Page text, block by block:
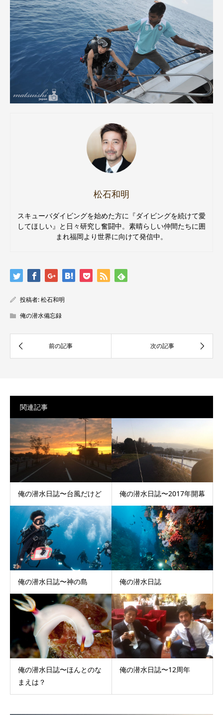
松石和明
スキューバダイビングを始めた方に『ダイビングを続けて愛
してほしい』と日々研究し奮闘中。素晴らしい仲間たちに囲
まれ福岡より世界に向けて発信中。
投稿者:松石和明
俺の潜水備忘録
関連記事
俺の潜水日誌〜台風だけど 俺の潜水日誌〜2017年開幕
俺の潜水日誌〜神の島 俺の潜水日誌
俺の潜水日誌〜ほんとのな
まえは？
俺の潜水日誌〜12周年